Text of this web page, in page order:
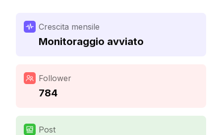
Crescita mensile
Monitoraggio avviato
Follower
784
Post